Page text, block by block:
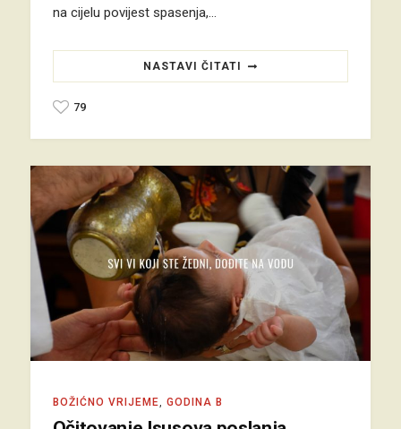
na cijelu povijest spasenja,…
NASTAVI ČITATI
79
BOŽIĆNO VRIJEME, GODINA B